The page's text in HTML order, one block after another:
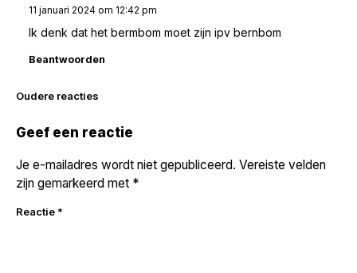
11 januari 2024 om 12:42 pm
Ik denk dat het bermbom moet zijn ipv bernbom
Beantwoorden
Reacties
navigatie
Oudere reacties
Geef een reactie
Je e-mailadres wordt niet gepubliceerd. Vereiste velden
zijn gemarkeerd met *
Reactie *